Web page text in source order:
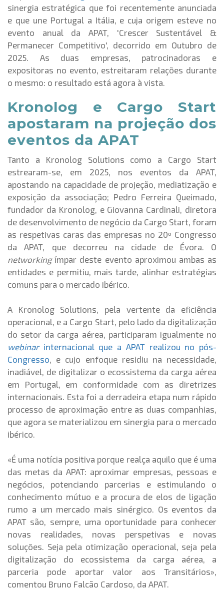
sinergia estratégica que foi recentemente anunciada
e que une Portugal a Itália, e cuja origem esteve no
evento anual da APAT, 'Crescer Sustentável &
Permanecer Competitivo', decorrido em Outubro de
2025. As duas empresas, patrocinadoras e
expositoras no evento, estreitaram relações durante
o mesmo: o resultado está agora à vista.
Kronolog e Cargo Start
apostaram na projeção dos
eventos da APAT
Tanto a Kronolog Solutions como a Cargo Start
estrearam-se, em 2025, nos eventos da APAT,
apostando na capacidade de projeção, mediatização e
exposição da associação; Pedro Ferreira Queimado,
fundador da Kronolog, e Giovanna Cardinali, diretora
de desenvolvimento de negócio da Cargo Start, foram
as respetivas caras das empresas no 20º Congresso
da APAT, que decorreu na cidade de Évora. O
networkingímpar deste evento aproximou ambas as
entidades e permitiu, mais tarde, alinhar estratégias
comuns para o mercado ibérico.
A Kronolog Solutions, pela vertente da eficiência
operacional, e a Cargo Start, pelo lado da digitalização
do setor da carga aérea, participaram igualmente no
webinar internacional que a APAT realizou no pós-
Congresso, e cujo enfoque residiu na necessidade,
inadiável, de digitalizar o ecossistema da carga aérea
em Portugal, em conformidade com as diretrizes
internacionais. Esta foi a derradeira etapa num rápido
processo de aproximação entre as duas companhias,
que agora se materializou em sinergia para o mercado
ibérico.
«É uma notícia positiva porque realça aquilo que é uma
das metas da APAT: aproximar empresas, pessoas e
negócios, potenciando parcerias e estimulando o
conhecimento mútuo e a procura de elos de ligação
rumo a um mercado mais sinérgico. Os eventos da
APAT são, sempre, uma oportunidade para conhecer
novas realidades, novas perspetivas e novas
soluções. Seja pela otimização operacional, seja pela
digitalização do ecossistema da carga aérea, a
parceria pode aportar valor aos Transitários»,
comentou Bruno Falcão Cardoso, da APAT.